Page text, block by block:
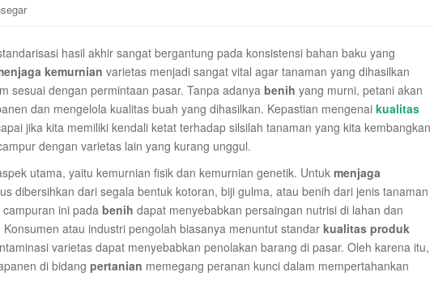
hasil akhir sangat bergantung pada konsistensi bahan baku yang
kemurnian varietas menjadi sangat vital agar tanaman yang dihasilkan
sesuai dengan permintaan pasar. Tanpa adanya benih yang murni, petani akan
dan mengelola kualitas buah yang dihasilkan. Kepastian mengenai kualitas
jika kita memiliki kendali ketat terhadap silsilah tanaman yang kita kembangkan
dengan varietas lain yang kurang unggul.
utama, yaitu kemurnian fisik dan kemurnian genetik. Untuk menjaga
dibersihkan dari segala bentuk kotoran, biji gulma, atau benih dari jenis tanaman
ini pada benih dapat menyebabkan persaingan nutrisi di lahan dan
atau industri pengolah biasanya menuntut standar kualitas produk
varietas dapat menyebabkan penolakan barang di pasar. Oleh karena itu,
di bidang pertanian memegang peranan kunci dalam mempertahankan